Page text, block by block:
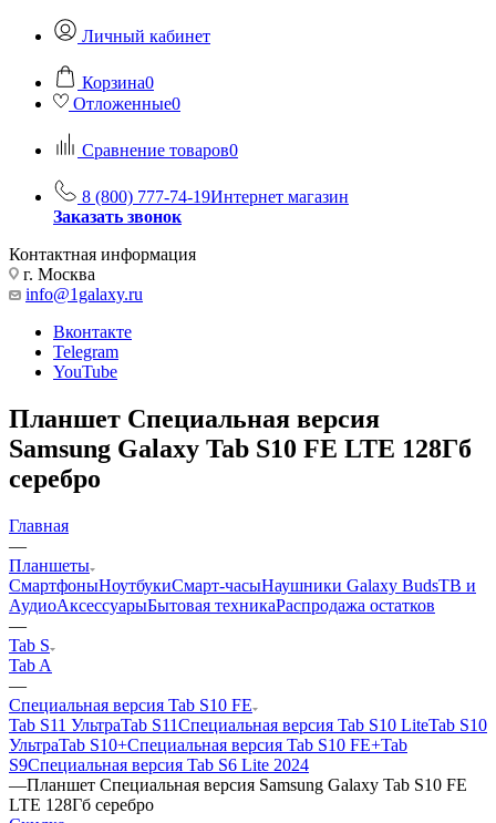
Личный кабинет
Корзина0
Отложенные0
Сравнение товаров0
8 (800) 777-74-19Интернет магазин
Заказать звонок
Контактная информация
г. Москва
info@1galaxy.ru
Вконтакте
Telegram
YouTube
Планшет Специальная версия
Samsung Galaxy Tab S10 FE LTE 128Гб
серебро
Главная
—
Планшеты
СмартфоныНоутбукиСмарт-часыНаушники Galaxy BudsТВ и
АудиоАксессуарыБытовая техникаРаспродажа остатков
—
Tab S
Tab A
—
Специальная версия Tab S10 FE
Tab S11 УльтраTab S11Специальная версия Tab S10 LiteTab S10
УльтраTab S10+Специальная версия Tab S10 FE+Tab
S9Специальная версия Tab S6 Lite 2024
—Планшет Специальная версия Samsung Galaxy Tab S10 FE
LTE 128Гб серебро